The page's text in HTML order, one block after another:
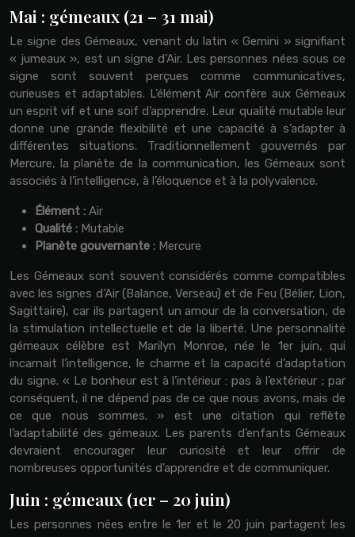
Mai : gémeaux (21 – 31 mai)
Le signe des Gémeaux, venant du latin « Gemini » signifiant
« jumeaux », est un signe d’Air. Les personnes nées sous ce
signe sont souvent perçues comme communicatives,
curieuses et adaptables. L’élément Air confère aux Gémeaux
un esprit vif et une soif d’apprendre. Leur qualité mutable leur
donne une grande flexibilité et une capacité à s’adapter à
différentes situations. Traditionnellement gouvernés par
Mercure, la planète de la communication, les Gémeaux sont
associés à l’intelligence, à l’éloquence et à la polyvalence.
Élément : Air
Qualité : Mutable
Planète gouvernante : Mercure
Les Gémeaux sont souvent considérés comme compatibles
avec les signes d’Air (Balance, Verseau) et de Feu (Bélier, Lion,
Sagittaire), car ils partagent un amour de la conversation, de
la stimulation intellectuelle et de la liberté. Une personnalité
gémeaux célèbre est Marilyn Monroe, née le 1er juin, qui
incarnait l’intelligence, le charme et la capacité d’adaptation
du signe. « Le bonheur est à l’intérieur : pas à l’extérieur ; par
conséquent, il ne dépend pas de ce que nous avons, mais de
ce que nous sommes. » est une citation qui reflète
l’adaptabilité des gémeaux. Les parents d’enfants Gémeaux
devraient encourager leur curiosité et leur offrir de
nombreuses opportunités d’apprendre et de communiquer.
Juin : gémeaux (1er – 20 juin)
Les personnes nées entre le 1er et le 20 juin partagent les